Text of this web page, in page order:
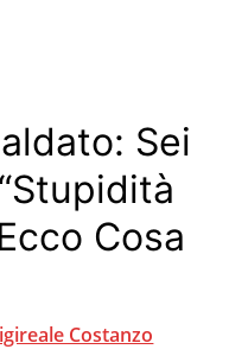
Sei
Cosa
Costanzo